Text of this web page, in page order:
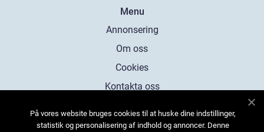
Menu
Annonsering
Om oss
Cookies
Kontakta oss
På vores website bruges cookies til at huske dine indstillinger,
statistik og personalisering af indhold og annoncer. Denne